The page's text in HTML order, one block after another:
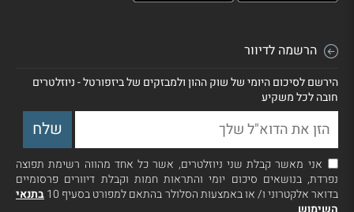
הרשמה לדיוור
הירשם לסיכום היומי של שוק ההון ולמבזקים של ביזפורטל - ניוזלטרים
חובה לכל משקיע
אני מאשר קבלת שני ניוזלטרים, אשר כל אחד מהווה רשימת תפוצה
נפרדת, בנושאים סיכום יומי והתראות חמות וקבלת דיוורים פרסומיים
בדואר אלקטרוני ו/ או באמצעות הסלולר בהתאם למפורט בסעיף 10
בתנאי